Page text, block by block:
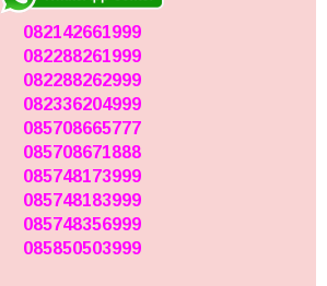
082142661999
082288261999
082288262999
082336204999
085708665777
085708671888
085748173999
085748183999
085748356999
085850503999